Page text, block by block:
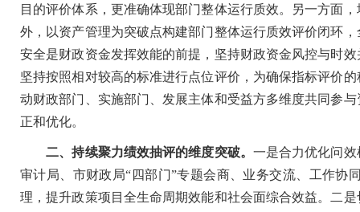
目的评价体系，更准确体现部门整体运行质效。另一方面
外，以资产管理为突破点构建部门整体运行质效评价闭环
安全是财政资金发挥效能的前提，坚持财政资金风控与时
坚持按照相对较高的标准进行点位评价，为确保指标评价
动财政部门、实施部门、发展主体和受益方多维度共同参
正和优化。
二、持续聚力绩效抽评的维度突破。 一是合力优化问
审计局、市财政局“四部门”专题会商、业务交流、工作
理，提升政策项目全生命周期效能和社会面综合效益。二